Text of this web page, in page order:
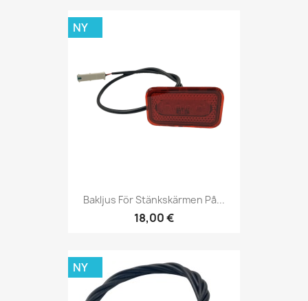
Bakljus För Stänkskärmen På...
18,00 €
NY
NY